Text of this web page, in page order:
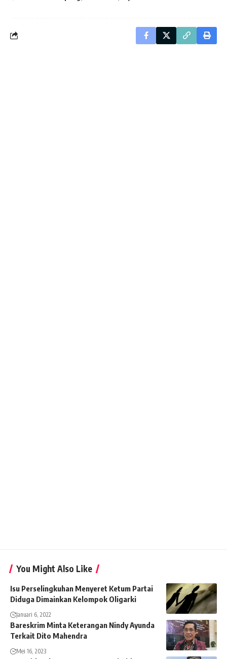
You Might Also Like
Isu Perselingkuhan Menyeret Ketum Partai
Diduga Dimainkan Kelompok Oligarki
Januari 6, 2022
Bareskrim Minta Keterangan Nindy Ayunda
Terkait Dito Mahendra
Mei 16, 2023